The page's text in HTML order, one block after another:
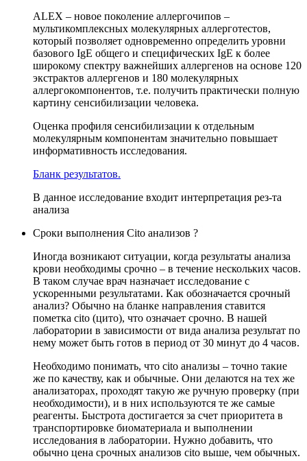
ALEX – новое поколение аллергочипов –
мультикомплексных молекулярных аллерготестов,
который позволяет одновременно определить уровни
базового IgE общего и специфических IgE к более
широкому спектру важнейших аллергенов на основе 120
экстрактов аллергенов и 180 молекулярных
аллергокомпонентов, т.е. получить практически полную
картину сенсибилизации человека.
Оценка профиля сенсибилизации к отдельным
молекулярным компонентам значительно повышает
информативность исследования.
Бланк результатов.
В данное исследование входит интерпретация рез-та
анализа
Сроки выполнения Cito анализов ?
Иногда возникают ситуации, когда результаты анализа
крови необходимы срочно – в течение нескольких часов.
В таком случае врач назначает исследование с
ускоренными результатами. Как обозначается срочный
анализ? Обычно на бланке направления ставится
пометка cito (цито), что означает срочно. В нашей
лаборатории в зависимости от вида анализа результат по
нему может быть готов в период от 30 минут до 4 часов.
Необходимо понимать, что cito анализы – точно такие
же по качеству, как и обычные. Они делаются на тех же
анализаторах, проходят такую же ручную проверку (при
необходимости), и в них используются те же самые
реагенты. Быстрота достигается за счет приоритета в
транспортировке биоматериала и выполнении
исследования в лаборатории. Нужно добавить, что
обычно цена срочных анализов cito выше, чем обычных.